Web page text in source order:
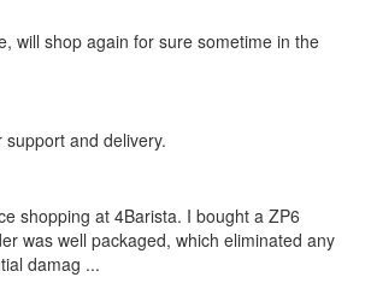
will shop again for sure sometime in the
and delivery.
shopping at 4Barista. I bought a ZP6
was well packaged, which eliminated any
damag ...